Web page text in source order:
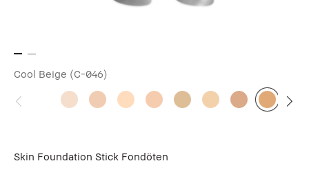
Cool Beige (C-046)
Skin Foundation Stick Fondöten